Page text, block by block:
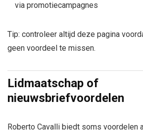
via promotiecampagnes
Tip: controleer altijd deze pagina
geen voordeel te missen.
Lidmaatschap of
nieuwsbriefvoordelen
Roberto Cavalli biedt soms voordelen